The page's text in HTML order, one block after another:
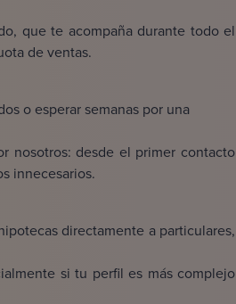
que te acompaña durante todo el
de ventas.
o esperar semanas por una
nosotros: desde el primer contacto
innecesarios.
directamente a particulares,
si tu perfil es más complejo